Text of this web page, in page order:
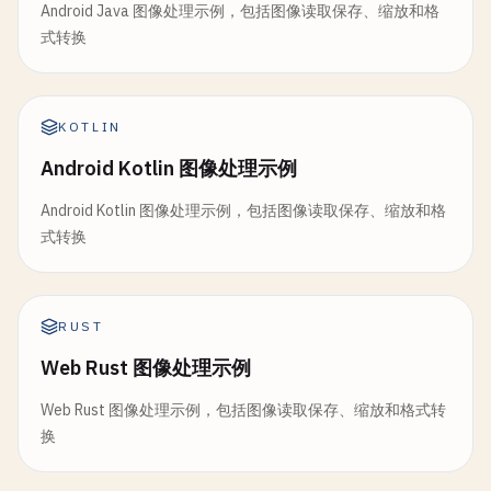
Android Java 图像处理示例，包括图像读取保存、缩放和格
式转换
KOTLIN
Android Kotlin 图像处理示例
Android Kotlin 图像处理示例，包括图像读取保存、缩放和格
式转换
RUST
Web Rust 图像处理示例
Web Rust 图像处理示例，包括图像读取保存、缩放和格式转
换